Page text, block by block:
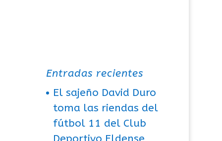
Entradas recientes
El sajeño David Duro
toma las riendas del
fútbol 11 del Club